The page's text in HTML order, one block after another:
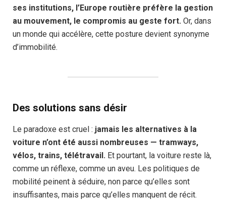
ses institutions, l’Europe routière préfère la gestion
au mouvement, le compromis au geste fort. Or, dans
un monde qui accélère, cette posture devient synonyme
d’immobilité.
Des solutions sans désir
Le paradoxe est cruel : jamais les alternatives à la
voiture n’ont été aussi nombreuses — tramways,
vélos, trains, télétravail. Et pourtant, la voiture reste là,
comme un réflexe, comme un aveu. Les politiques de
mobilité peinent à séduire, non parce qu’elles sont
insuffisantes, mais parce qu’elles manquent de récit.